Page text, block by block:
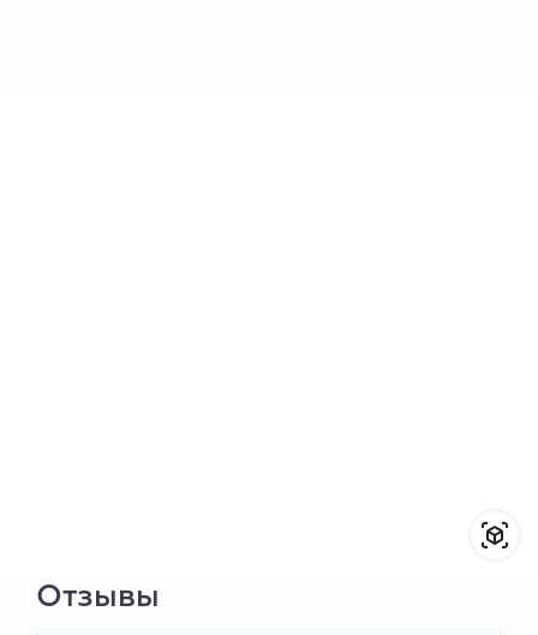
Отзывы